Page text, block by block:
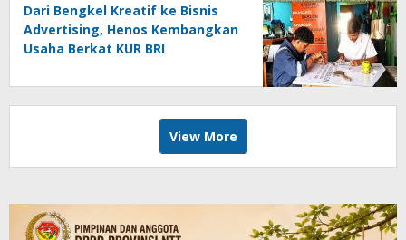
Dari Bengkel Kreatif ke Bisnis
Advertising, Henos Kembangkan
Usaha Berkat KUR BRI
View More